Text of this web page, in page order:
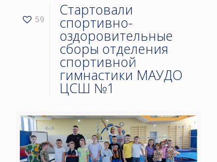
59
Стартовали
спортивно-
оздоровительные
сборы отделения
спортивной
гимнастики МАУДО
ЦСШ №1